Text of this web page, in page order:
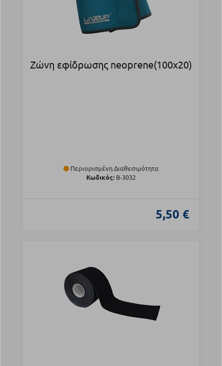
Ζώνη εφίδρωσης neoprene(100x20)
Περιορισμένη Διαθεσιμότητα
Κωδικός: Β-3032
5,50 €